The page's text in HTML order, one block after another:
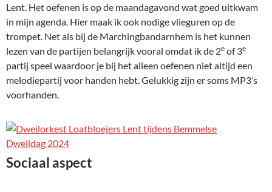
Lent. Het oefenen is op de maandagavond wat goed uitkwam
in mijn agenda. Hier maak ik ook nodige vlieguren op de
trompet. Net als bij de Marchingbandarnhem is het kunnen
lezen van de partijen belangrijk vooral omdat ik de 2e of 3e
partij speel waardoor je bij het alleen oefenen niet altijd een
melodiepartij voor handen hebt. Gelukkig zijn er soms MP3’s
voorhanden.
Sociaal aspect